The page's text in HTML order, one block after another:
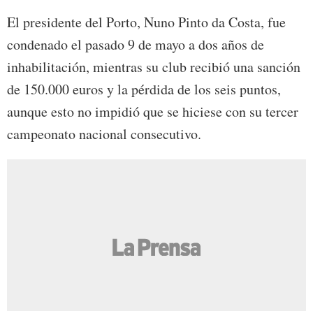
El presidente del Porto, Nuno Pinto da Costa, fue
condenado el pasado 9 de mayo a dos años de
inhabilitación, mientras su club recibió una sanción
de 150.000 euros y la pérdida de los seis puntos,
aunque esto no impidió que se hiciese con su tercer
campeonato nacional consecutivo.